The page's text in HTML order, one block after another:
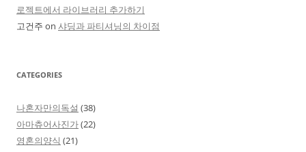
로젝트에서 라이브러리 추가하기
고건주 on 샤딩과 파티셔닝의 차이점
CATEGORIES
나혼자만의독설 (38)
아마츄어사진가(22)
영혼의양식 (21)